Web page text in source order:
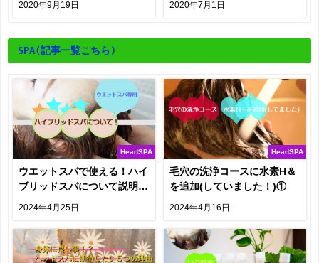
2020年9月19日 2020年7月1日
SPA(記事一覧こちら)
HeadSPA
ウエットスパで使える！ハイ
ブリッドスパについて説明し
てきます
2024年4月25日
HeadSPA
毛穴の洗浄コースに水素H＆
を追加(していました！)①
2024年4月16日